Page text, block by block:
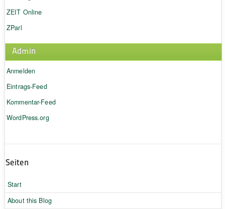
ZEIT Online
ZParl
Admin
Anmelden
Eintrags-Feed
Kommentar-Feed
WordPress.org
Seiten
Start
About this Blog